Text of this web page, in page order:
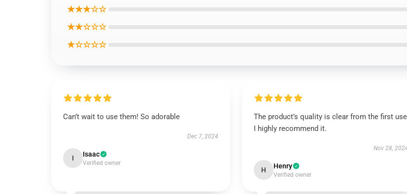
★★★☆☆
★★☆☆☆
★☆☆☆☆
Can’t wait to use them! So adorable
Dec 7, 2024
I Isaac
Verified owner
The product’s quality is clear from the first
I highly recommend it.
Nov 28,
H Henry
Verified owner